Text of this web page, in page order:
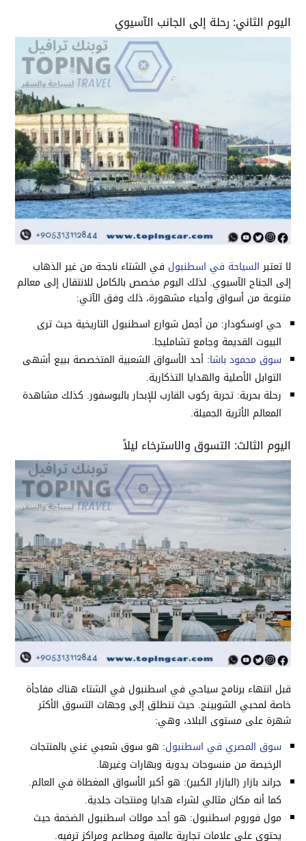
اليوم الثاني: رحلة إلى الجانب الآسيوي
لا تعتبرالسياحة في اسطنبول في الشتاء ناجحة من غير الذهاب
إلى الجناح الآسيوي. لذلك اليوم مخصص بالكامل للانتقال إلى معالم
متنوعة من أسواق وأحياء مشهورة، ذلك وفق الآتي:
حي اوسكودار: من أجمل شوارع اسطنبول التاريخية حيث ترى
البيوت القديمة وجامع تشامليجا.
سوق محمود باشا: أحد الأسواق الشعبية المتخصصة ببيع أشهى
التوابل الأصلية والهدايا التذكارية.
رحلة بحرية: تجربة ركوب القارب للإبحار بالبوسفور. كذلك مشاهدة
المعالم الأثرية الجميلة.
اليوم الثالث: التسوق والاسترخاء ليلاً
قبل انتهاء برنامج سياحي في اسطنبول في الشتاء هناك مفاجأة
خاصة لمحبي الشوبينج. حيث ننطلق إلى وجهات التسوق الأكثر
شهرة على مستوى البلاد، وهي:
سوق المصري في اسطنبول: هو سوق شعبي غني بالمنتجات
الرخيصة من منسوجات يدوية وبهارات وغيرها.
جراند بازار (البازار الكبير): هو أكبر الأسواق المغطاة في العالم.
كما أنه مكان مثالي لشراء هدايا ومنتجات جلدية.
مول فوروم اسطنبول: هو أحد مولات اسطنبول الضخمة حيث
يحتوي على علامات تجارية عالمية ومطاعم ومراكز ترفيه.